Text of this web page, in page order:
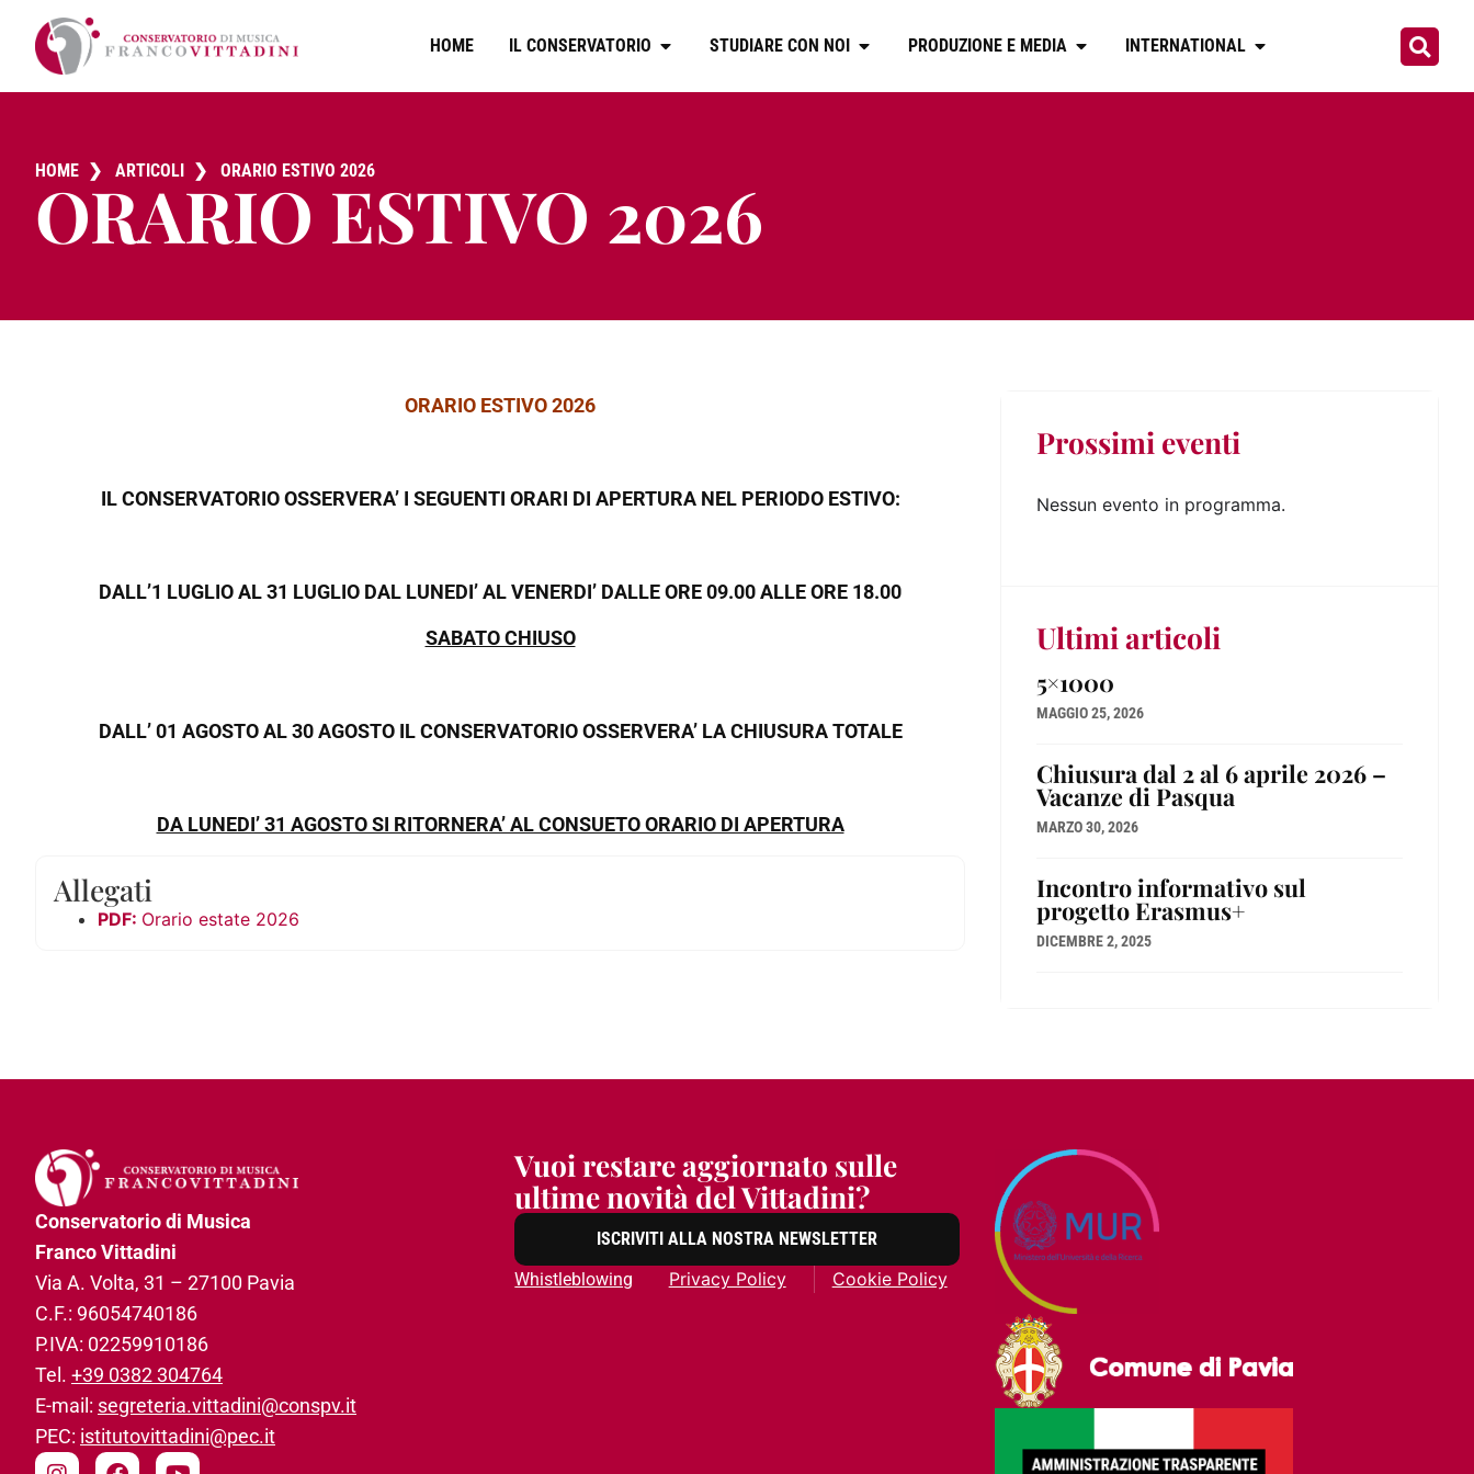
HOME IL CONSERVATORIO STUDIARE CON NOI PRODUZIONE E MEDIA INTERNATIONAL
HOME ❯ ARTICOLI ❯ ORARIO ESTIVO 2026
ORARIO ESTIVO 2026
ORARIO ESTIVO 2026
IL CONSERVATORIO OSSERVERA’ I SEGUENTI ORARI DI APERTURA NEL PERIODO ESTIVO:
DALL’1 LUGLIO AL 31 LUGLIO DAL LUNEDI’ AL VENERDI’ DALLE ORE 09.00 ALLE ORE 18.00
SABATO CHIUSO
DALL’ 01 AGOSTO AL 30 AGOSTO IL CONSERVATORIO OSSERVERA’ LA CHIUSURA TOTALE
DA LUNEDI’ 31 AGOSTO SI RITORNERA’ AL CONSUETO ORARIO DI APERTURA
Allegati
Orario estate 2026
Prossimi eventi
Nessun evento in programma.
Ultimi articoli
5×1000
MAGGIO 25, 2026
Chiusura dal 2 al 6 aprile 2026 –
Vacanze di Pasqua
MARZO 30, 2026
Incontro informativo sul
progetto Erasmus+
DICEMBRE 2, 2025
Conservatorio di Musica
Franco Vittadini
Via A. Volta, 31­ – 27100 Pavia
C.F.: 96054740186­
P.IVA: 02259910186­
Tel. +39 0382 304764
E-mail: segreteria.vittadini@conspv.it
PEC: istitutovittadini@pec.it
Vuoi restare aggiornato sulle
ultime novità del Vittadini?
ISCRIVITI ALLA NOSTRA NEWSLETTER
Whistleblowing
Privacy Policy Cookie Policy